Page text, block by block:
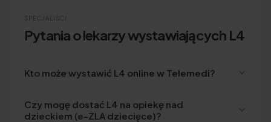
SPECJALIŚCI
Pytania o lekarzy wystawiających L4
Kto może wystawić L4 online w Telemedi?
Czy mogę dostać L4 na opiekę nad
dzieckiem (e-ZLA dziecięce)?